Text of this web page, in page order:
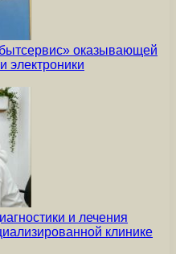
оказывающей
электроники
и лечения
клинике